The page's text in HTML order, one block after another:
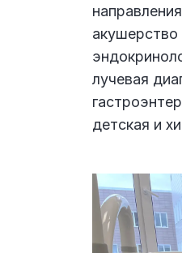
акушерство
лучевая
детская и